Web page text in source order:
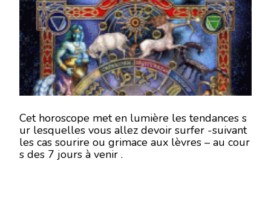
DU
13
AU
19
NOVEMBRE
2017
-
EN
MODE
Cet horoscope met en lumière les tendances s
ur lesquelles vous allez devoir surfer -suivant
les cas sourire ou grimace aux lèvres – au cour
s des 7 jours à venir .